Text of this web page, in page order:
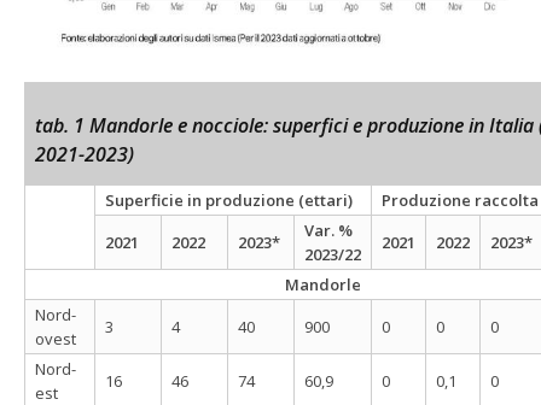
tab. 1 Mandorle e nocciole: superfici e produzione in Italia
2021-2023)
Superficie in produzione (ettari)
Produzione raccolta
2021
2022 2023*
Var. %
2023/22
2021 2022
2023*
Mandorle
Nord-
ovest
3 4 40 900 0 0
0
Nord-
est
16 46 74 60,9 0 0,1
0